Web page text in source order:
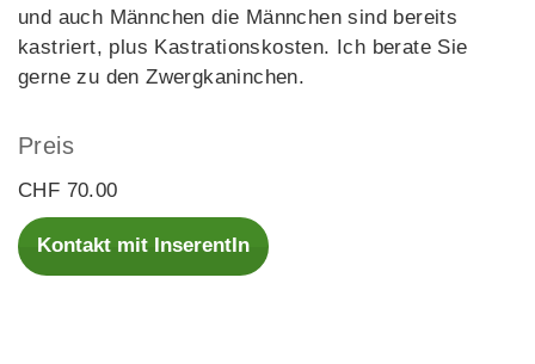
und auch Männchen die Männchen sind bereits
kastriert, plus Kastrationskosten. Ich berate Sie
gerne zu den Zwergkaninchen.
Preis
CHF 70.00
Kontakt mit InserentIn